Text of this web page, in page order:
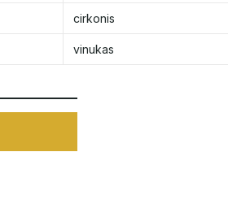
cirkonis
vinukas